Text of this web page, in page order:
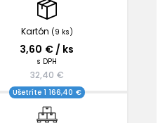
Kartón (9 ks)
3,60 € / ks
s DPH
32,40 €
Ušetríte 1 166,40 €